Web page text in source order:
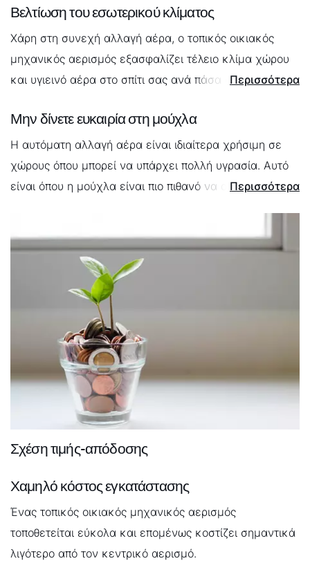
Βελτίωση του εσωτερικού κλίματος
Χάρη στη συνεχή αλλαγή αέρα, ο τοπικός οικιακός
μηχανικός αερισμός εξασφαλίζει τέλειο κλίμα χώρου
και υγιεινό αέρα στο σπίτι σας ανά πάσα στιγμή. Οι
μπορούν να συσσωρευτούν σε επικίνδυνα επίπεδα.
Αυτό κρατά επίσης τη σκόνη και τα έντομα έξω. Τα
λεπτά φίλτρα συγκρατούν επίσης τη γύρη, η οποία είναι
Περισσότερα
Μην δίνετε ευκαιρία στη μούχλα
Η αυτόματη αλλαγή αέρα είναι ιδιαίτερα χρήσιμη σε
χώρους όπου μπορεί να υπάρχει πολλή υγρασία. Αυτό
είναι όπου η μούχλα είναι πιο πιθανό να απειλήσει. Το
πιθανότητα στη μούχλα.
Αλλά ο τοπικός αερισμός μπορεί επίσης να είναι μια
λογική επένδυση στην κρεβατοκάμαρα. Γιατί ο καλός
αέρας εξασφαλίζει έναν ξεκούραστο ύπνο.
Περισσότερα
Σχέση τιμής-απόδοσης
Χαμηλό κόστος εγκατάστασης
Ένας τοπικός οικιακός μηχανικός αερισμός
τοποθετείται εύκολα και επομένως κοστίζει σημαντικά
λιγότερο από τον κεντρικό αερισμό.